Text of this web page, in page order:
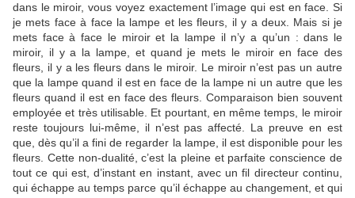
dans le miroir, vous voyez exactement l’image qui est en face. Si
je mets face à face la lampe et les fleurs, il y a deux. Mais si je
mets face à face le miroir et la lampe il n’y a qu’un : dans le
miroir, il y a la lampe, et quand je mets le miroir en face des
fleurs, il y a les fleurs dans le miroir. Le miroir n’est pas un autre
que la lampe quand il est en face de la lampe ni un autre que les
fleurs quand il est en face des fleurs. Comparaison bien souvent
employée et très utilisable. Et pourtant, en même temps, le miroir
reste toujours lui-même, il n’est pas affecté. La preuve en est
que, dès qu’il a fini de regarder la lampe, il est disponible pour les
fleurs. Cette non-dualité, c’est la pleine et parfaite conscience de
tout ce qui est, d’instant en instant, avec un fil directeur continu,
qui échappe au temps parce qu’il échappe au changement, et qui